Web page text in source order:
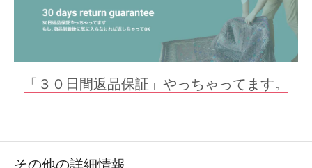
「３０日間返品保証」やっちゃってます。
その他の詳細情報